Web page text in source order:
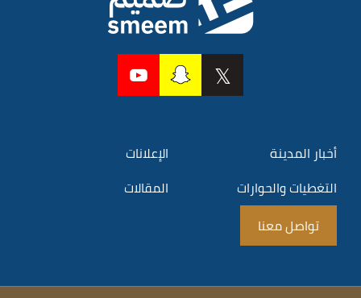
أخبار المدينة
الإعلانات
التغطيات والحوارات
المقالات
تواصل معنا